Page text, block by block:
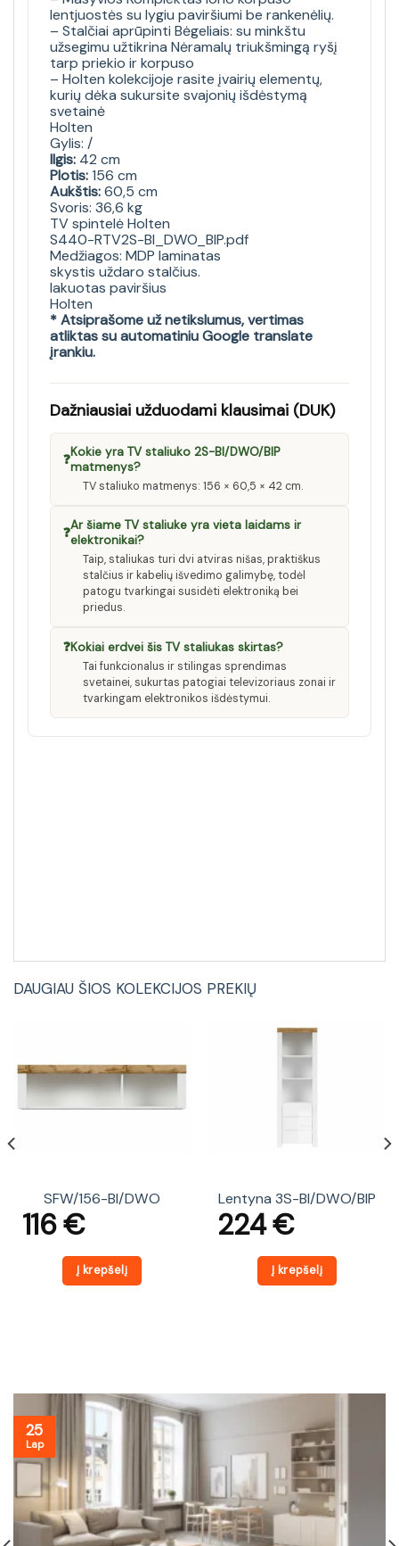
lentjuostės su lygiu paviršiumi be rankenėlių.
– Stalčiai aprūpinti Bėgeliais: su minkštu
užsegimu užtikrina Nėramalų triukšmingą ryšį
tarp priekio ir korpuso
– Holten kolekcijoje rasite įvairių elementų,
kurių dėka sukursite svajonių išdėstymą
svetainė
Holten
Gylis: /
Ilgis: 42 cm
Plotis:156 cm
Aukštis:60,5 cm
Svoris: 36,6 kg
TV spintelė Holten
S440-RTV2S-BI_DWO_BIP.pdf
Medžiagos: MDP laminatas
skystis uždaro stalčius.
lakuotas paviršius
Holten
* Atsiprašome už netikslumus, vertimas
atliktas su automatiniu Google translate
įrankiu.
Dažniausiai užduodami klausimai (DUK)
❓Kokie yra TV staliuko 2S-BI/DWO/BIP
matmenys?
TV staliuko matmenys: 156 × 60,5 × 42 cm.
❓Ar šiame TV staliuke yra vieta laidams ir
elektronikai?
Taip, staliukas turi dvi atviras nišas, praktiškus
stalčius ir kabelių išvedimo galimybę, todėl
patogu tvarkingai susidėti elektroniką bei
priedus.
❓Kokiai erdvei šis TV staliukas skirtas?
Tai funkcionalus ir stilingas sprendimas
svetainei, sukurtas patogiai televizoriaus zonai ir
tvarkingam elektronikos išdėstymui.
DAUGIAU ŠIOS KOLEKCIJOS PREKIŲ
SFW/156-BI/DWO
116€
Į krepšelį
Lentyna 3S-BI/DWO/BIP
224€
Į krepšelį
25
Lap